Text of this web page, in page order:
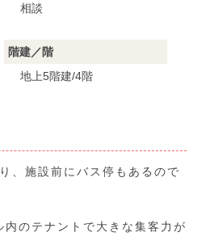
相談
階建／階
地上5階建/4階
、施設前にバス停もあるので
のテナントで大きな集客力が